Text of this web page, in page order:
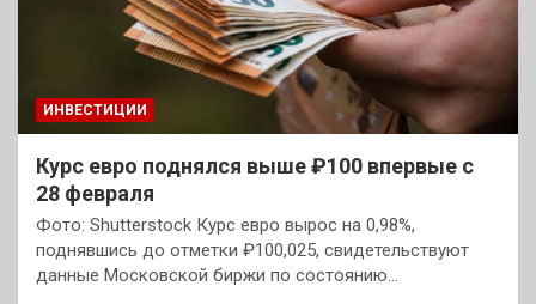
ИНВЕСТИЦИИ
Курс евро поднялся выше ₽100 впервые с
28 февраля
Фото: Shutterstock Курс евро вырос на 0,98%,
поднявшись до отметки ₽100,025, свидетельствуют
данные Московской биржи по состоянию…